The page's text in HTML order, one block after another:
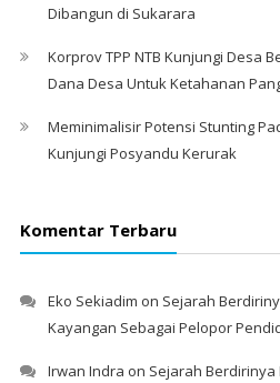
Dibangun di Sukarara
Korprov TPP NTB Kunjungi Desa
Dana Desa Untuk Ketahanan
Meminimalisir Potensi Stunting
Kunjungi Posyandu Kerurak
Komentar Terbaru
Eko Sekiadim on Sejarah
Kayangan Sebagai Pelopor
Irwan Indra on Sejarah Berdirinya